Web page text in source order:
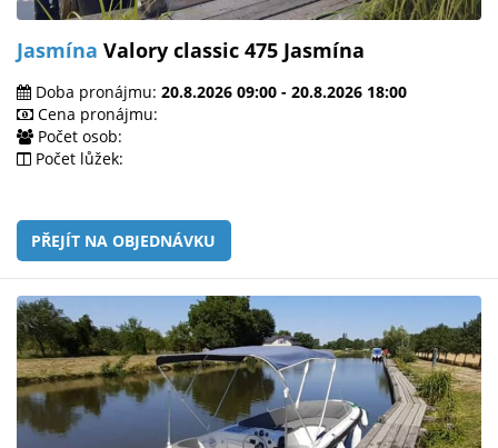
Jasmína Valory classic 475 Jasmína
Doba pronájmu: 20.8.2026 09:00 - 20.8.2026 18:00
Cena pronájmu:
Počet osob:
Počet lůžek:
PŘEJÍT NA OBJEDNÁVKU